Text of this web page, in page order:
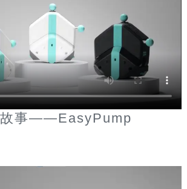
事——EasyPump